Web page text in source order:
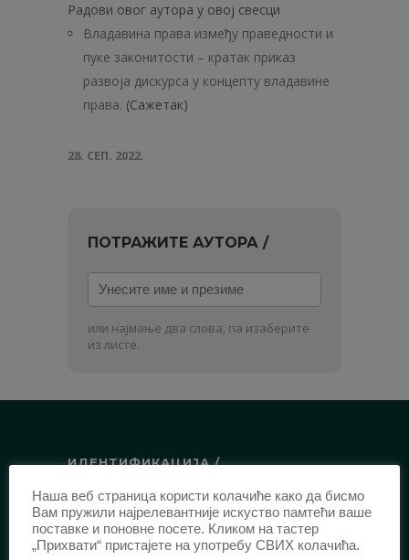
Радови овог аутора у овој свесци
Владавина права између праведности и
пуке законитости – кратак приказ
развоја дискурса у концепту владавине
права. (Сажетак)
28. СЕП. 2022.
ПОТРАЖИТЕ АУТОРА /
Унесите
име
и
презиме
или најмање два слова, па изаберите
из листе.
ИДЕНТИФИКАЦИЈА /
ISSN:0003-2565(Штампано издање)
еISSN:2406-2693(Онлајн издање)
DOI:10.51204/Anali_PFBU_1906
Наша веб страница користи колачиће како да бисмо
Вам пружили најрелевантније искуство памтећи ваше
поставке и поновне посете. Кликом на тастер
„Прихвати“ пристајете на употребу СВИХ колачића.